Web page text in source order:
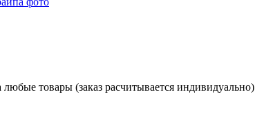
товары (заказ расчитывается индивидуально)